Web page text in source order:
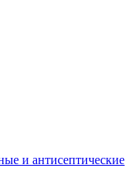
и антисептические